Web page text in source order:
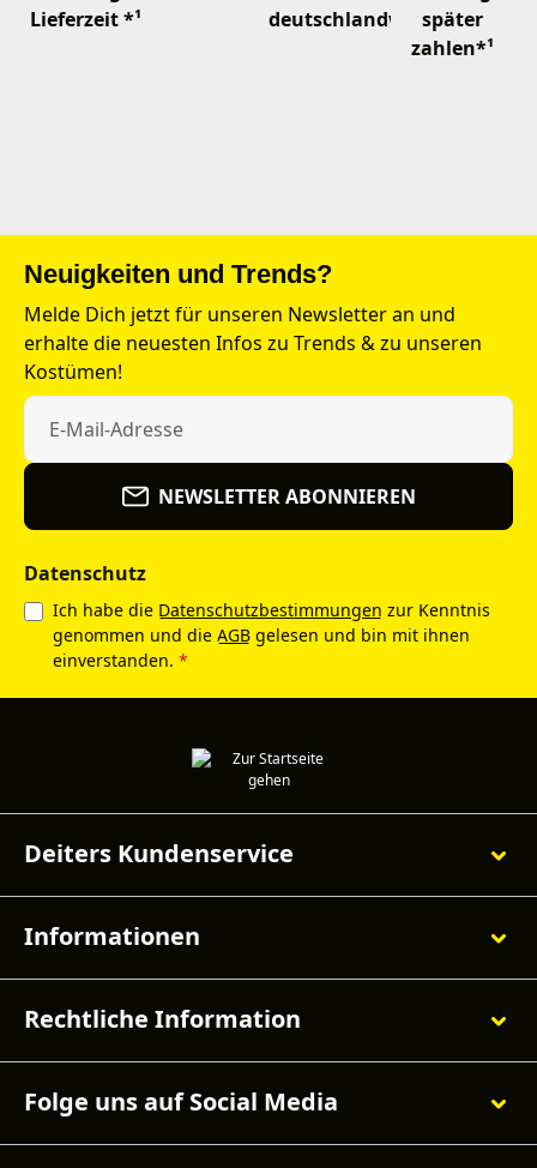
Lieferzeit *¹
deutschlandweitspäter
zahlen*¹
Neuigkeiten und Trends?
Melde Dich jetzt für unseren Newsletter an und
erhalte die neuesten Infos zu Trends & zu unseren
Kostümen!
NEWSLETTER ABONNIEREN
Datenschutz
Ich habe die Datenschutzbestimmungen zur Kenntnis
genommen und die AGB gelesen und bin mit ihnen
einverstanden. *
Deiters Kundenservice
Informationen
Rechtliche Information
Folge uns auf Social Media